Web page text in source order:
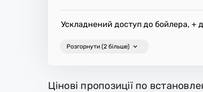
Ускладнений доступ до бойлера, +
Розгорнути (2 більше)
Цінові пропозиції по